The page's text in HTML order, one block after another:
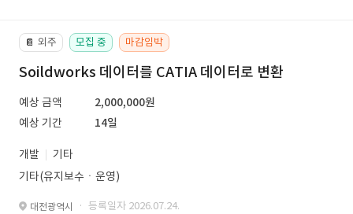
📔 외주 모집 중 마감임박
Soildworks 데이터를 CATIA 데이터로 변환
예상 금액
2,000,000원
예상 기간
14일
개발
기타
기타(유지보수ㆍ운영)
대전광역시 · 등록일자 2026.07.24.